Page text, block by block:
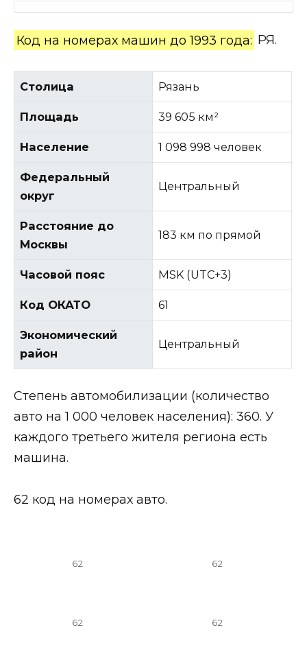
Код на номерах машин до 1993 года: РЯ.
Столица Рязань
Площадь 39 605 км²
Население 1 098 998 человек
Федеральный
округ
Центральный
Расстояние до
Москвы
183 км по прямой
Часовой пояс MSK (UTC+3)
Код ОКАТО 61
Экономический
район
Центральный
Степень автомобилизации (количество
авто на 1 000 человек населения): 360. У
каждого третьего жителя региона есть
машина.
62 код на номерах авто.
62 62
62 62